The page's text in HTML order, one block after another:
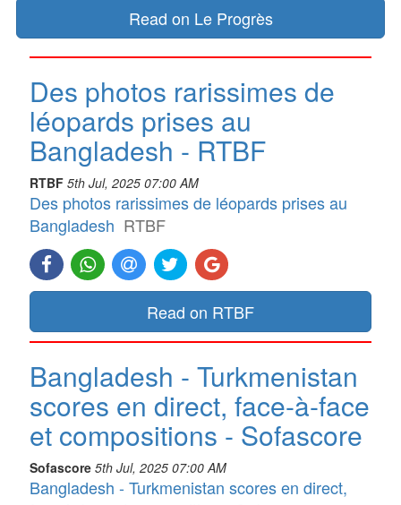
Read on Le Progrès
Des photos rarissimes de
léopards prises au
Bangladesh - RTBF
RTBF 5th Jul, 2025 07:00 AM
Des photos rarissimes de léopards prises au
Bangladesh RTBF
Read on RTBF
Bangladesh - Turkmenistan
scores en direct, face-à-face
et compositions - Sofascore
Sofascore 5th Jul, 2025 07:00 AM
Bangladesh - Turkmenistan scores en direct,